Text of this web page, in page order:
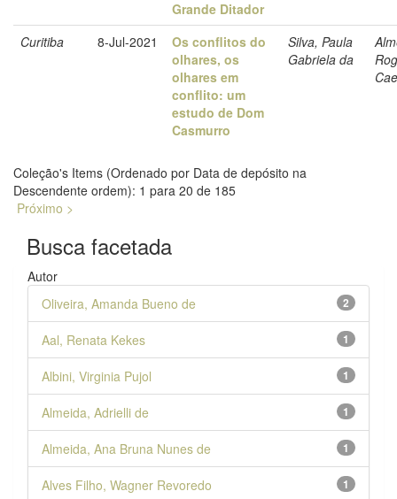
Grande Ditador
Curitiba 8-Jul-2021
Os conflitos do
olhares, os
olhares em
conflito: um
estudo de Dom
Casmurro
Silva, Paula
Gabriela da
Coleção's Items (Ordenado por Data de depósito na
Descendente ordem): 1 para 20 de 185
Próximo >
Busca facetada
Autor
2
Oliveira, Amanda Bueno de
1
Aal, Renata Kekes
1
Albini, Virginia Pujol
1
Almeida, Adrielli de
1
Almeida, Ana Bruna Nunes de
1
Alves Filho, Wagner Revoredo